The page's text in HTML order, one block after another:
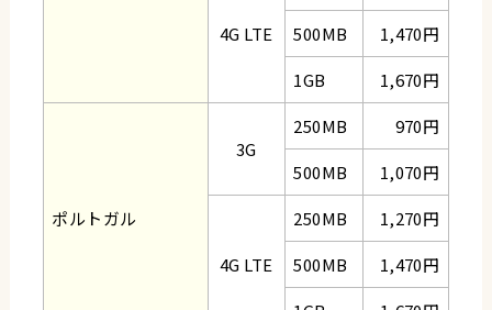
4G LTE
500MB
1,470円
1GB
1,670円
ポルトガル
3G
250MB
970円
500MB
1,070円
4G LTE
250MB
1,270円
500MB
1,470円